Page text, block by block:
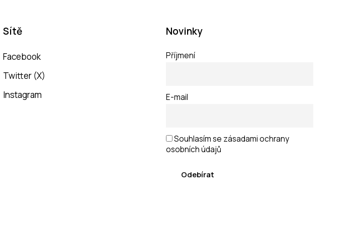
Sítě
Facebook
Twitter (X)
Instagram
Novinky
Příjmení
E-mail
Souhlasím se zásadami ochrany
osobních údajů